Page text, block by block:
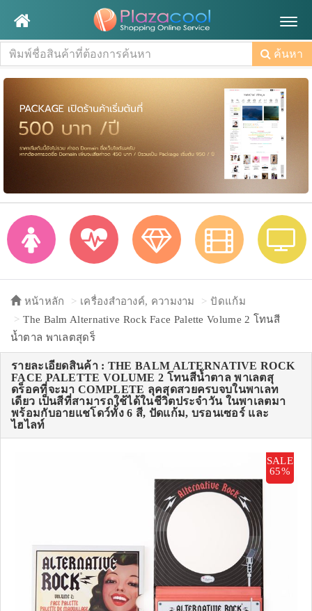
ค้นหา
หน้าหลัก เครื่องสำอางค์, ความงาม
ปัดแก้ม
The Balm Alternative Rock Face Palette Volume 2 โทนสี
น้ำตาล พาเลตสุดร็
รายละเอียดสินค้า : THE BALM ALTERNATIVE ROCK
FACE PALETTE VOLUME 2 โทนสีน้ำตาล พาเลตสุ
ดร็อคที่จะมา COMPLETE ลุคสุดสวยครบจบในพาเลท
เดียว เป็นสีที่สามารถใช้ได้ในชีวิตประจำวัน ในพาเลตมา
พร้อมกับอายแชโดว์ทั้ง 6 สี, ปัดแก้ม, บรอนเซอร์ และ
ไฮไลท์
SALE
65%